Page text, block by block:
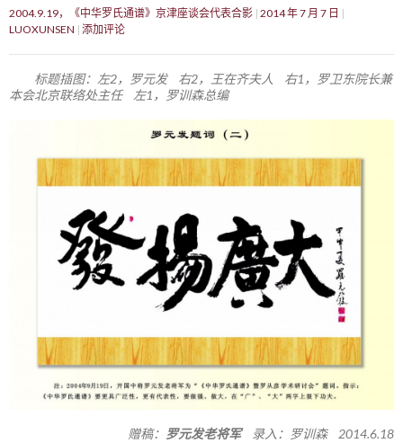
2004.9.19，《中华罗氏通谱》京津座谈会代表合影 2014 年 7 月 7 日
LUOXUNSEN 添加评论
标题插图：左2，罗元发 右2，王在齐夫人 右1，罗卫东院长兼
本会北京联络处主任 左1，罗训森总编
赠稿： 罗元发老将军录入：罗训森 2014.6.18